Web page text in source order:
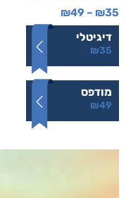
₪35
–
₪49
דיגיטלי
₪35
מודפס
₪49